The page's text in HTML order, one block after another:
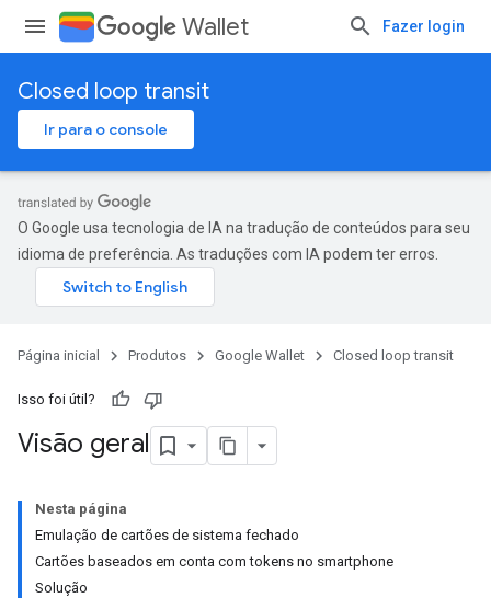
Wallet Fazer login
Closed loop transit
Ir para o console
O Google usa tecnologia de IA na tradução de conteúdos para seu
idioma de preferência. As traduções com IA podem ter erros.
Página inicial Produtos Google Wallet Closed loop transit
Isso foi útil?
Visão geral
Nesta página
Emulação de cartões de sistema fechado
Cartões baseados em conta com tokens no smartphone
Solução